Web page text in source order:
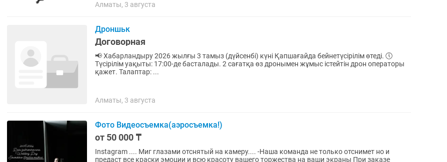
Алматы, 3 августа
Дроншьк
Договорная
📢 Хабарландыру 2026 жылғы 3 тамыз (дүйсенбі) күні Қапшағайда бейнетүсірілім өтеді. 🕔
Түсірілім уақыты: 17:00-де басталады. 2 сағатқа өз дронымен жұмыс істейтін дрон операторы
қажет. Талаптар: ...
Алматы, 3 августа
Фото Видеосъемка(аэросъемка!)
от 50 000 ₸
Instagram .... Миг глазами отснятый на камеру.... -Наша команда не только отснимет но и
предаст все краски эмоции и всю красоту вашего торжества на ваши экраны При заказе